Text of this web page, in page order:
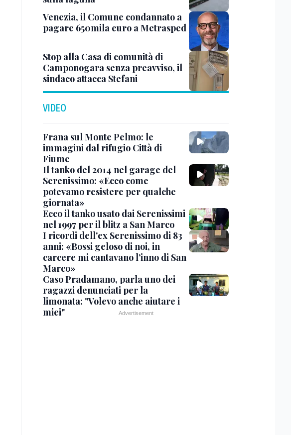
Venezia, il Comune condannato a
pagare 650mila euro a Metrasped
Stop alla Casa di comunità di
Camponogara senza preavviso, il
sindaco attacca Stefani
VIDEO
Frana sul Monte Pelmo: le
immagini dal rifugio Città di
Fiume
Il tanko del 2014 nel garage del
Serenissimo: «Ecco come
potevamo resistere per qualche
giornata»
Ecco il tanko usato dai Serenissimi
nel 1997 per il blitz a San Marco
I ricordi dell'ex Serenissimo di 83
anni: «Bossi geloso di noi, in
carcere mi cantavano l’inno di San
Marco»
Caso Pradamano, parla uno dei
ragazzi denunciati per la
limonata: "Volevo anche aiutare i
miei"